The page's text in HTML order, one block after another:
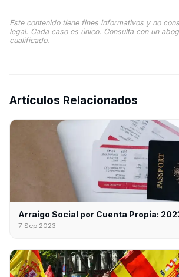
Este contenido tiene fines informativos y no
legal. Cada caso es único. Consulta con un
cualificado.
Artículos Relacionados
Arraigo Social por Cuenta Propia:
7 Sep 2023